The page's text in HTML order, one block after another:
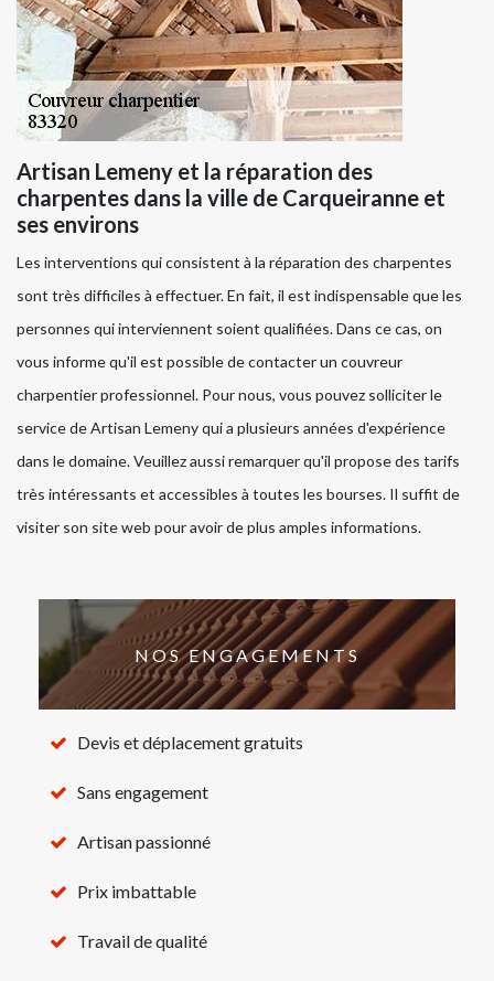
Artisan Lemeny et la réparation des
charpentes dans la ville de Carqueiranne et
ses environs
Les interventions qui consistent à la réparation des charpentes
sont très difficiles à effectuer. En fait, il est indispensable que les
personnes qui interviennent soient qualifiées. Dans ce cas, on
vous informe qu'il est possible de contacter un couvreur
charpentier professionnel. Pour nous, vous pouvez solliciter le
service de Artisan Lemeny qui a plusieurs années d'expérience
dans le domaine. Veuillez aussi remarquer qu'il propose des tarifs
très intéressants et accessibles à toutes les bourses. Il suffit de
visiter son site web pour avoir de plus amples informations.
NOS ENGAGEMENTS
Devis et déplacement gratuits
Sans engagement
Artisan passionné
Prix imbattable
Travail de qualité